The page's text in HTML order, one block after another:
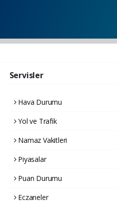
Servisler
Hava Durumu
Yol ve Trafik
Namaz Vakitleri
Piyasalar
Puan Durumu
Eczaneler